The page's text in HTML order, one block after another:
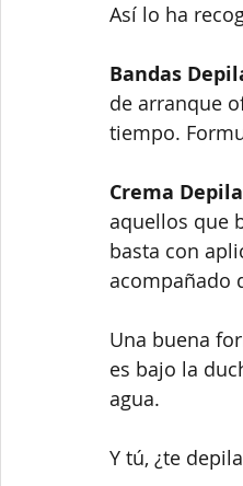
Así lo ha
Bandas
de arranque
tiempo.
Crema
aquellos que
basta con
acompañado
Una buena
es bajo la
agua.
Y tú, ¿te